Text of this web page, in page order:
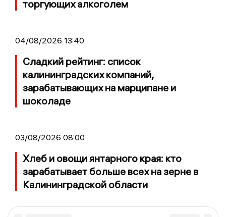
торгующих алкоголем
04/08/2026 13:40
Сладкий рейтинг: список
калининградских компаний,
зарабатывающих на марципане и
шоколаде
03/08/2026 08:00
Хлеб и овощи янтарного края: кто
зарабатывает больше всех на зерне в
Калининградской области